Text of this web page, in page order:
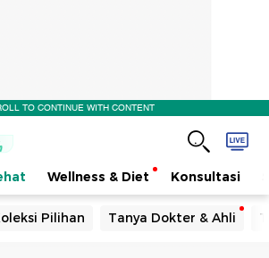
TO CONTINUE WITH CONTENT
Wellness & Diet Konsultasi
Pilihan Tanya Dokter & Ahli